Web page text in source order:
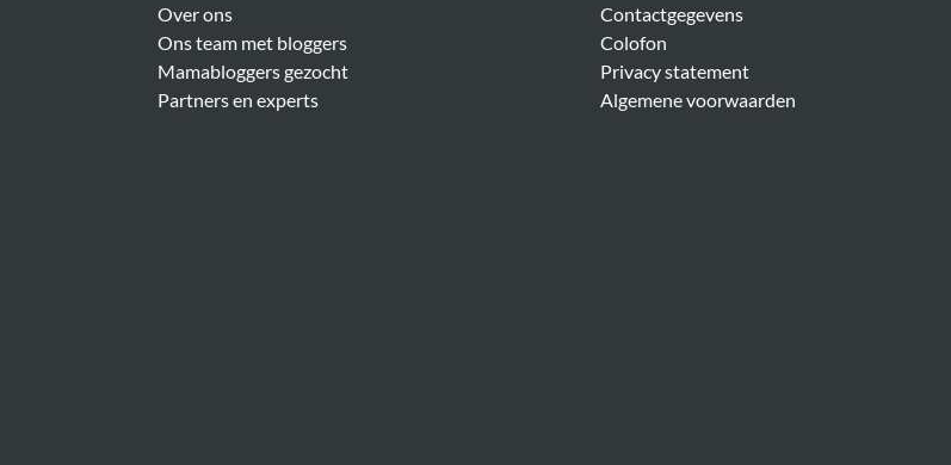
Over ons
Ons team met bloggers
Mamabloggers gezocht
Partners en experts
Contactgegevens
Colofon
Privacy statement
Algemene voorwaarden